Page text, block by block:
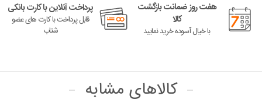
هفت روز ضمانت بازگشت
کالا
با خیال آسوده خرید نمایید
پرداخت آنلاین با کارت بانکی
قابل پرداخت با کارت های عضو
شتاب
کالاهای مشابه